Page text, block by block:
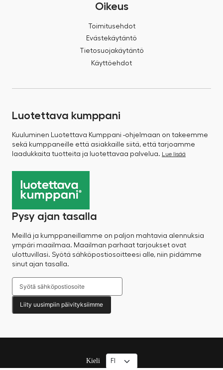
Oikeus
Toimitusehdot
Evästekäytäntö
Tietosuojakäytäntö
Käyttöehdot
Luotettava kumppani
Kuuluminen Luotettava Kumppani -ohjelmaan on takeemme
sekä kumppaneille että asiakkaille siitä, että tarjoamme
laadukkaita tuotteita ja luotettavaa palvelua. Lue lisää
Pysy ajan tasalla
Meillä ja kumppaneillamme on paljon mahtavia alennuksia
ympäri maailmaa. Maailman parhaat tarjoukset ovat
ulottuvillasi. Syötä sähköpostiosoitteesi alle, niin pidämme
sinut ajan tasalla.
Liity uusimpiin päivityksiimme
Kieli